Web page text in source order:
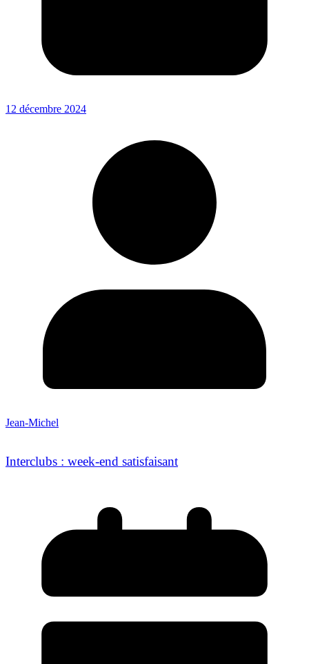
12 décembre 2024
Jean-Michel
Interclubs : week-end satisfaisant